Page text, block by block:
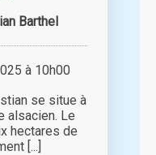
Barthel
à 10h00
se situe à
alsacien. Le
hectares de
[...]